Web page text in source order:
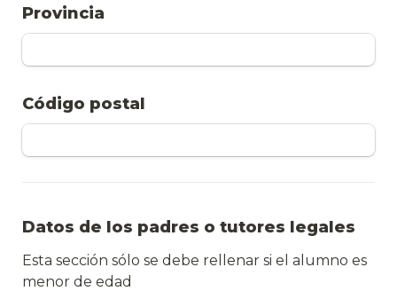
Provincia
Código postal
Datos de los padres o tutores legales
Esta sección sólo se debe rellenar si el alumno es
menor de edad